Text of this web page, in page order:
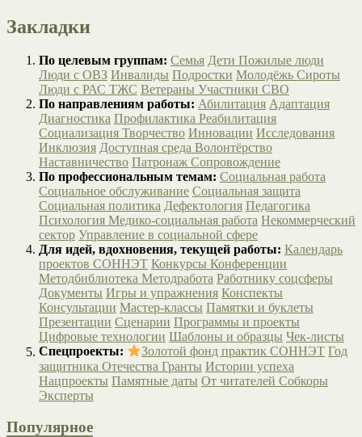
Закладки
По целевым группам: Семья Дети Пожилые люди
Люди с ОВЗ Инвалиды Подростки Молодёжь Сироты
Люди с РАС ТЖС Ветераны Участники СВО
По направлениям работы: Абилитация Адаптация
Диагностика Профилактика Реабилитация
Социализация Творчество Инновации Исследования
Инклюзия Доступная среда Волонтёрство
Наставничество Патронаж Сопровождение
По профессиональным темам: Социальная работа
Социальное обслуживание Социальная защита
Социальная политика Дефектология Педагогика
Психология Медико-социальная работа Некоммерческий
сектор Управление в социальной сфере
Для идей, вдохновения, текущей работы: Календарь
проектов СОННЭТ Конкурсы Конференции
Методбиблиотека Методработа Работнику соцсферы
Документы Игры и упражнения Конспекты
Консультации Мастер-классы Памятки и буклеты
Презентации Сценарии Программы и проекты
Цифровые технологии Шаблоны и образцы Чек-листы
Спецпроекты:
Золотой фонд практик СОННЭТ Год
защитника Отечества Гранты Истории успеха
Нацпроекты Памятные даты От читателей Собкоры
Эксперты
Популярное